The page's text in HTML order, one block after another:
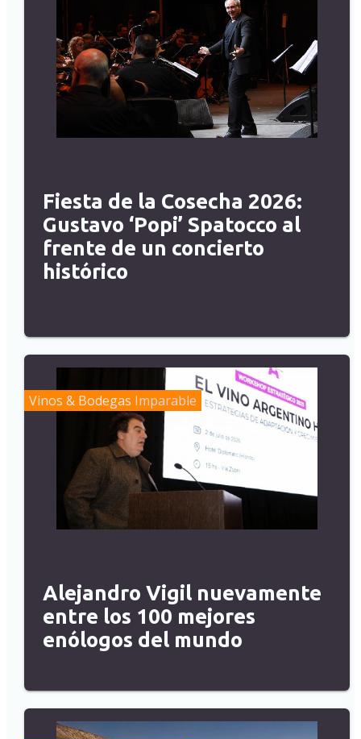
Fiesta de la Cosecha 2026:
Gustavo ‘Popi’ Spatocco al
frente de un concierto
histórico
Vinos & Bodegas Imparable
Alejandro Vigil nuevamente
entre los 100 mejores
enólogos del mundo